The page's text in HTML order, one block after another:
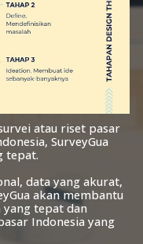
atau riset pasar
SurveyGua
tepat.
data yang akurat,
akan membantu
tepat dan
Indonesia yang